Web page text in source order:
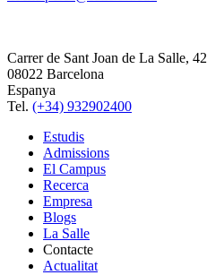
Carrer de Sant Joan de La Salle, 42
08022 Barcelona
Espanya
Tel. (+34) 932902400
Estudis
Admissions
El Campus
Recerca
Empresa
Blogs
La Salle
Contacte
Actualitat